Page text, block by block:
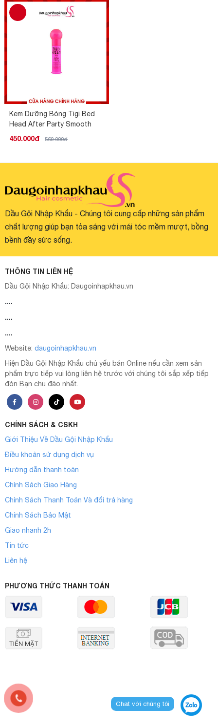
Kem Dưỡng Bóng Tigi Bed
Head After Party Smooth
450.000đ 560.000đ
Dầu Gội Nhập Khẩu - Chúng tôi cung cấp những sản phẩm
chất lượng giúp bạn tỏa sáng với mái tóc mềm mượt, bồng
bềnh đầy sức sống.
THÔNG TIN LIÊN HỆ
Dầu Gội Nhập Khẩu: Daugoinhapkhau.vn
....
....
....
Website: daugoinhapkhau.vn
Hiện Dầu Gội Nhập Khẩu chủ yếu bán Online nếu cần xem sản
phẩm trực tiếp vui lòng liên hệ trước với chúng tôi sắp xếp tiếp
đón Bạn chu đáo nhất.
CHÍNH SÁCH & CSKH
Giới Thiệu Về Dầu Gội Nhập Khẩu
Điều khoản sử dụng dịch vụ
Hướng dẫn thanh toán
Chính Sách Giao Hàng
Chính Sách Thanh Toán Và đổi trả hàng
Chính Sách Bảo Mật
Giao nhanh 2h
Tin tức
Liên hệ
PHƯƠNG THỨC THANH TOÁN
Chat với chúng tôi